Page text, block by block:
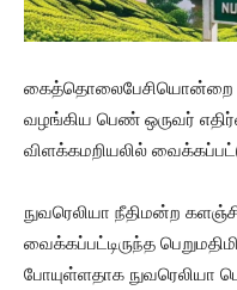
கைத்தொலைபேசியொன்றை
வழங்கிய பெண் ஒருவர்
விளக்கமறியலில்
நுவரெலியா நீதிமன்ற
வைக்கப்பட்டிருந்த
போயுள்ளதாக நுவரெலியா